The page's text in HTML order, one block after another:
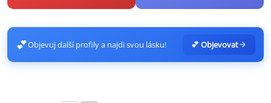
💕Objevuj další profily a najdi svou lásku! 💕 Objevovat